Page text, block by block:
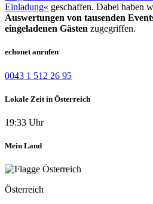
Einladung« geschaffen. Dabei haben
Auswertungen von tausenden
eingeladenen Gästen zugegriffen.
echonet anrufen
0043 1 512 26 95
Lokale Zeit in Österreich
19:33 Uhr
Mein Land
Österreich